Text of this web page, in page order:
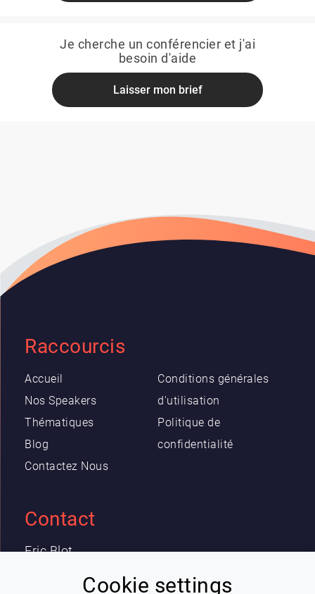
Cookie settings
Je cherche un conférencier et j'ai
besoin d'aide
Laisser mon brief
Raccourcis
Accueil
Nos Speakers
Thématiques
Blog
Contactez Nous
Conditions générales
d'utilisation
Politique de
confidentialité
Contact
Eric Blot